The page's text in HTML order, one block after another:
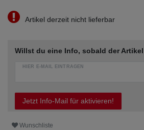
Artikel derzeit nicht lieferbar
Willst du eine Info, sobald der
HIER E-MAIL EINTRAGEN
Jetzt Info-Mail für aktivieren!
Wunschliste